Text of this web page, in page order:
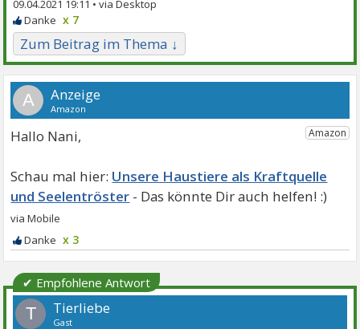
09.04.2021 19:11 •
x 7
Zum Beitrag im Thema ↓
A
Hallo Nani,
Unsere Haustiere als Kraftquelle
und Seelentröster
x 3
✔ Empfohlene Antwort
T Tierliebe
Gast